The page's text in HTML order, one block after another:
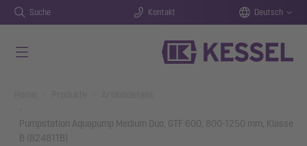
Suche Kontakt Deutsch
Pumpstation Aquapump Medium Duo, GTF 600, 800-1250 mm, Klasse
B (824811B)